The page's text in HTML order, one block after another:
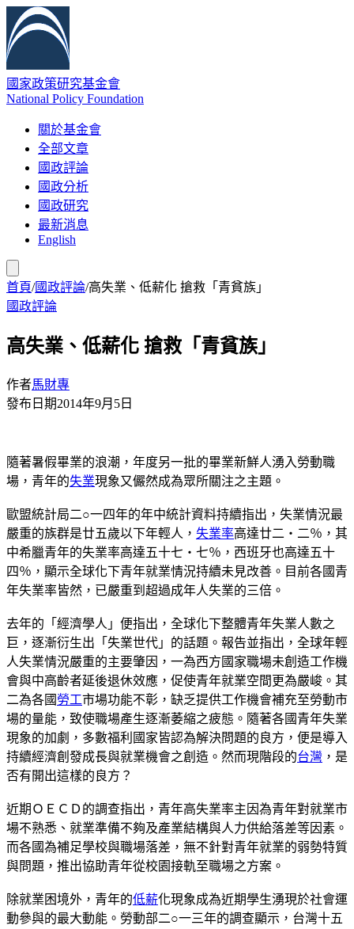
國家政策研究基金會
National Policy Foundation
關於基金會
全部文章
國政評論
國政分析
國政研究
最新消息
English
首頁/國政評論/高失業、低薪化 搶救「青貧族」
國政評論
高失業、低薪化 搶救「青貧族」
作者馬財專
發布日期2014年9月5日
隨著暑假畢業的浪潮，年度另一批的畢業新鮮人湧入勞動職
場，青年的失業現象又儼然成為眾所關注之主題。
歐盟統計局二○一四年的年中統計資料持續指出，失業情況最
嚴重的族群是廿五歲以下年輕人， 失業率高達廿二‧二％，其
中希臘青年的失業率高達五十七‧七％，西班牙也高達五十
四％，顯示全球化下青年就業情況持續未見改善。目前各國青
年失業率皆然，已嚴重到超過成年人失業的三倍。
去年的「經濟學人」便指出，全球化下整體青年失業人數之
巨，逐漸衍生出「失業世代」的話題。報告並指出，全球年輕
人失業情況嚴重的主要肇因，一為西方國家職場未創造工作機
會與中高齡者延後退休效應，促使青年就業空間更為嚴峻。其
二為各國 勞工市場功能不彰，缺乏提供工作機會補充至勞動市
場的量能，致使職場產生逐漸萎縮之疲態。隨著各國青年失業
現象的加劇，多數福利國家皆認為解決問題的良方，便是導入
持續經濟創發成長與就業機會之創造。然而現階段的台灣 ，是
否有開出這樣的良方？
近期ＯＥＣＤ的調查指出，青年高失業率主因為青年對就業市
場不熟悉、就業準備不夠及產業結構與人力供給落差等因素。
而各國為補足學校與職場落差，無不針對青年就業的弱勢特質
與問題，推出協助青年從校園接軌至職場之方案。
除就業困境外，青年的低薪化現象成為近期學生湧現於社會運
動參與的最大動能。勞動部二○一三年的調查顯示，台灣十五